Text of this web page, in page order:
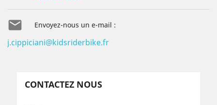
 Envoyez-nous un e-mail :
j.cippiciani@kidsriderbike.fr
CONTACTEZ NOUS